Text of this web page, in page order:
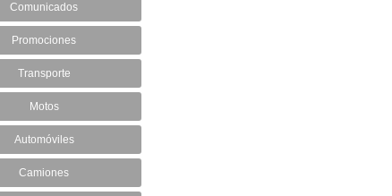
Comunicados
Promociones
Transporte
Motos
Automóviles
Camiones